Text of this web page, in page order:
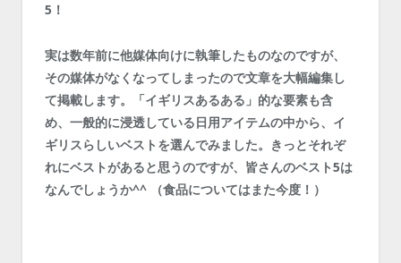
5！
実は数年前に他媒体向けに執筆したものなのですが、
その媒体がなくなってしまったので文章を大幅編集し
て掲載します。「イギリスあるある」的な要素も含
め、一般的に浸透している日用アイテムの中から、イ
ギリスらしいベストを選んでみました。きっとそれぞ
れにベストがあると思うのですが、皆さんのベスト5は
なんでしょうか^^ （食品についてはまた今度！）